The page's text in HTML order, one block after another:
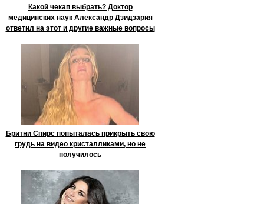
Какой чекап выбрать? Доктор
медицинских наук Александр Дзидзария
ответил на этот и другие важные вопросы
Бритни Спирс попыталась прикрыть свою
грудь на видео кристалликами, но не
получилось